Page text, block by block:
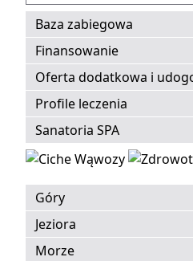
Baza zabiegowa
Finansowanie
Oferta dodatkowa i
Profile leczenia
Sanatoria SPA
Góry
Jeziora
Morze